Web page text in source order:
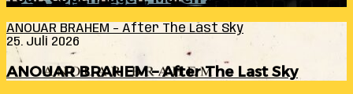
ANOUAR BRAHEM – After The Last Sky
25. Juli 2026
ANOUAR BRAHEM – After The Last Sky